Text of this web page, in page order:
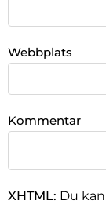
Webbplats
Kommentar
XHTML: Du